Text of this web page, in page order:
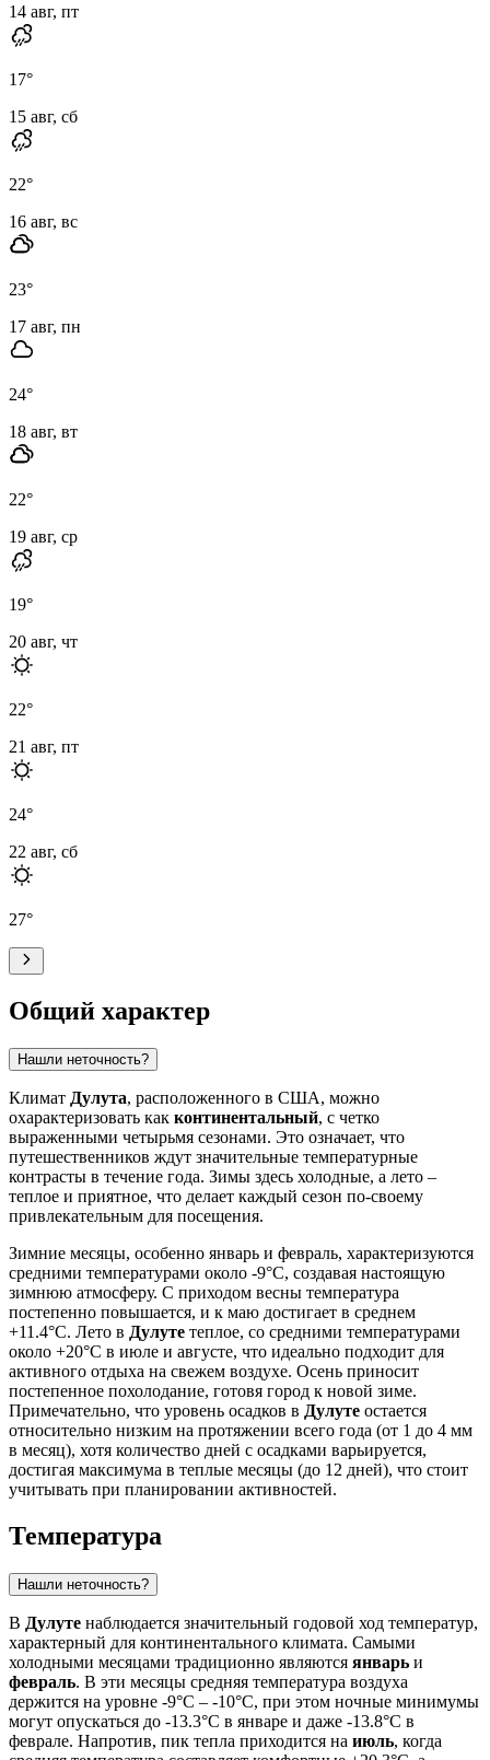
14 авг, пт
17°
15 авг, сб
22°
16 авг, вс
23°
17 авг, пн
24°
18 авг, вт
22°
19 авг, ср
19°
20 авг, чт
22°
21 авг, пт
24°
22 авг, сб
27°
Общий характер
Нашли неточность?
Климат Дулута, расположенного в США, можно
охарактеризовать как континентальный, с четко
выраженными четырьмя сезонами. Это означает, что
путешественников ждут значительные температурные
контрасты в течение года. Зимы здесь холодные, а лето –
теплое и приятное, что делает каждый сезон по-своему
привлекательным для посещения.
Зимние месяцы, особенно январь и февраль, характеризуются
средними температурами около -9°C, создавая настоящую
зимнюю атмосферу. С приходом весны температура
постепенно повышается, и к маю достигает в среднем
+11.4°C. Лето в Дулуте теплое, со средними температурами
около +20°C в июле и августе, что идеально подходит для
активного отдыха на свежем воздухе. Осень приносит
постепенное похолодание, готовя город к новой зиме.
Примечательно, что уровень осадков в Дулуте остается
относительно низким на протяжении всего года (от 1 до 4 мм
в месяц), хотя количество дней с осадками варьируется,
достигая максимума в теплые месяцы (до 12 дней), что стоит
учитывать при планировании активностей.
Температура
Нашли неточность?
В Дулуте наблюдается значительный годовой ход температур,
характерный для континентального климата. Самыми
холодными месяцами традиционно являются январь и
февраль. В эти месяцы средняя температура воздуха
держится на уровне -9°C – -10°C, при этом ночные минимумы
могут опускаться до -13.3°C в январе и даже -13.8°C в
феврале. Напротив, пик тепла приходится на июль, когда